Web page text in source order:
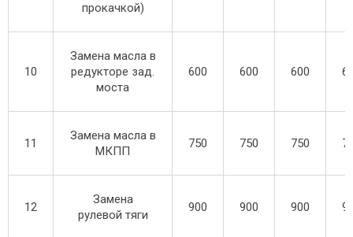
прокачкой)
10
Замена масла в
редукторе зад.
моста
600 600 600
11
Замена масла в
МКПП
750 750 750
12
Замена
рулевой тяги
900 900 900